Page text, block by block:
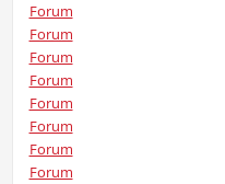
Forum
Forum
Forum
Forum
Forum
Forum
Forum
Forum